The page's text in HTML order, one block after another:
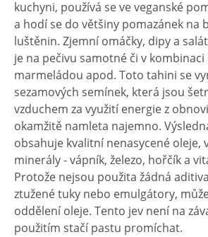
kuchyni, používá se ve veganské
a hodí se do většiny pomazánek na
luštěnin. Zjemní omáčky, dipy a
je na pečivu samotné či v kombinaci
marmeládou apod. Toto tahini se
sezamových semínek, která jsou
vzduchem za využití energie z
okamžitě namleta najemno.
obsahuje kvalitní nenasycené oleje,
minerály - vápník, železo, hořčík a
Protože nejsou použita žádná
ztužené tuky nebo emulgátory,
oddělení oleje. Tento jev není na
použitím stačí pastu promíchat.